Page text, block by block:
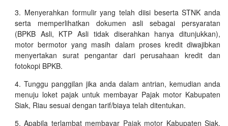
Menyerahkan formulir yang telah diisi beserta STNK anda
serta memperlihatkan dokumen asli sebagai persyaratan
(BPKB Asli, KTP Asli tidak diserahkan hanya ditunjukkan),
motor bermotor yang masih dalam proses kredit diwajibkan
menyertakan surat pengantar dari perusahaan kredit dan
fotokopi BPKB.
Tunggu panggilan jika anda dalam antrian, kemudian anda
menuju loket pajak untuk membayar Pajak motor Kabupaten
Siak, Riau sesuai dengan tarif/biaya telah ditentukan.
Apabila terlambat membayar Pajak motor Kabupaten Siak,